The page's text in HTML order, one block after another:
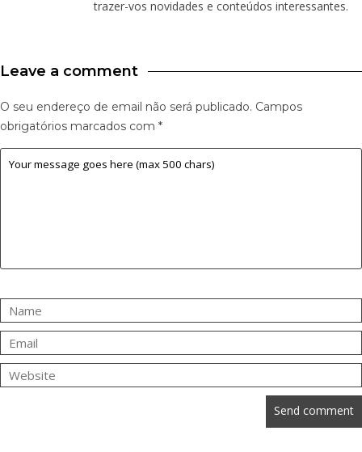
trazer-vos novidades e conteúdos interessantes.
Leave a comment
O seu endereço de email não será publicado. Campos
obrigatórios marcados com *